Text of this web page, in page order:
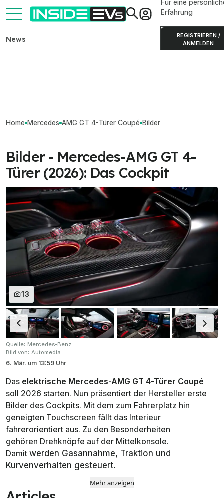
Für eine
Erfahrung
REGISTRIEREN /
ANMELDEN
News
Home Mercedes AMG GT 4-Türer Coupé Bilder
Bilder - Mercedes-AMG GT 4-
Türer (2026): Das Cockpit
13
Quelle: Mercedes-Benz
Bild von: Automedia
6. Mär. um 13:59 Uhr
Das elektrische Mercedes-AMG GT 4-Türer Coupé
soll 2026 starten. Nun präsentiert der Hersteller erste
Bilder des Cockpits. Mit dem zum Fahrerplatz hin
geneigten Touchscreen fällt das Interieur
fahrerorientiert aus. Zu den Besonderheiten
gehören Drehknöpfe auf der Mittelkonsole.
Damit werden Gasannahme, Traktion und
Kurvenverhalten gesteuert.
Mehr anzeigen